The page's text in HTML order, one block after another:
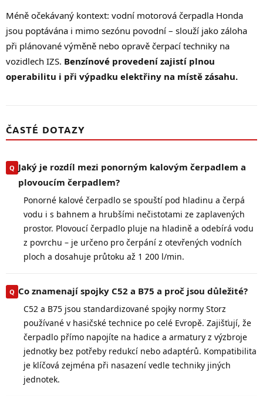
Méně očekávaný kontext: vodní motorová čerpadla Honda
jsou poptávána i mimo sezónu povodní – slouží jako záloha
při plánované výměně nebo opravě čerpací techniky na
vozidlech IZS. Benzínové provedení zajistí plnou
operabilitu i při výpadku elektřiny na místě zásahu.
ČASTÉ DOTAZY
Jaký je rozdíl mezi ponorným kalovým čerpadlem a
plovoucím čerpadlem?
Ponorné kalové čerpadlo se spouští pod hladinu a čerpá
vodu i s bahnem a hrubšími nečistotami ze zaplavených
prostor. Plovoucí čerpadlo pluje na hladině a odebírá vodu
z povrchu – je určeno pro čerpání z otevřených vodních
ploch a dosahuje průtoku až 1 200 l/min.
Co znamenají spojky C52 a B75 a proč jsou důležité?
C52 a B75 jsou standardizované spojky normy Storz
používané v hasičské technice po celé Evropě. Zajišťují, že
čerpadlo přímo napojíte na hadice a armatury z výzbroje
jednotky bez potřeby redukcí nebo adaptérů. Kompatibilita
je klíčová zejména při nasazení vedle techniky jiných
jednotek.